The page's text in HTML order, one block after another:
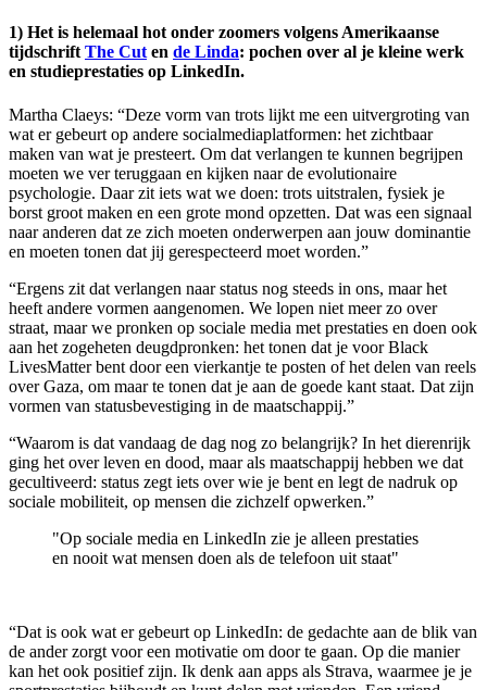
1) Het is helemaal hot onder zoomers volgens Amerikaanse
tijdschrift The Cut en de Linda: pochen over al je kleine werk
en studieprestaties op LinkedIn.
Martha Claeys: “Deze vorm van trots lijkt me een uitvergroting van
wat er gebeurt op andere socialmediaplatformen: het zichtbaar
maken van wat je presteert. Om dat verlangen te kunnen begrijpen
moeten we ver teruggaan en kijken naar de evolutionaire
psychologie. Daar zit iets wat we doen: trots uitstralen, fysiek je
borst groot maken en een grote mond opzetten. Dat was een signaal
naar anderen dat ze zich moeten onderwerpen aan jouw dominantie
en moeten tonen dat jij gerespecteerd moet worden.”
“Ergens zit dat verlangen naar status nog steeds in ons, maar het
heeft andere vormen aangenomen. We lopen niet meer zo over
straat, maar we pronken op sociale media met prestaties en doen ook
aan het zogeheten deugdpronken: het tonen dat je voor Black
LivesMatter bent door een vierkantje te posten of het delen van reels
over Gaza, om maar te tonen dat je aan de goede kant staat. Dat zijn
vormen van statusbevestiging in de maatschappij.”
“Waarom is dat vandaag de dag nog zo belangrijk? In het dierenrijk
ging het over leven en dood, maar als maatschappij hebben we dat
gecultiveerd: status zegt iets over wie je bent en legt de nadruk op
sociale mobiliteit, op mensen die zichzelf opwerken.”
"Op sociale media en LinkedIn zie je alleen prestaties
en nooit wat mensen doen als de telefoon uit staat"
“Dat is ook wat er gebeurt op LinkedIn: de gedachte aan de blik van
de ander zorgt voor een motivatie om door te gaan. Op die manier
kan het ook positief zijn. Ik denk aan apps als Strava, waarmee je je